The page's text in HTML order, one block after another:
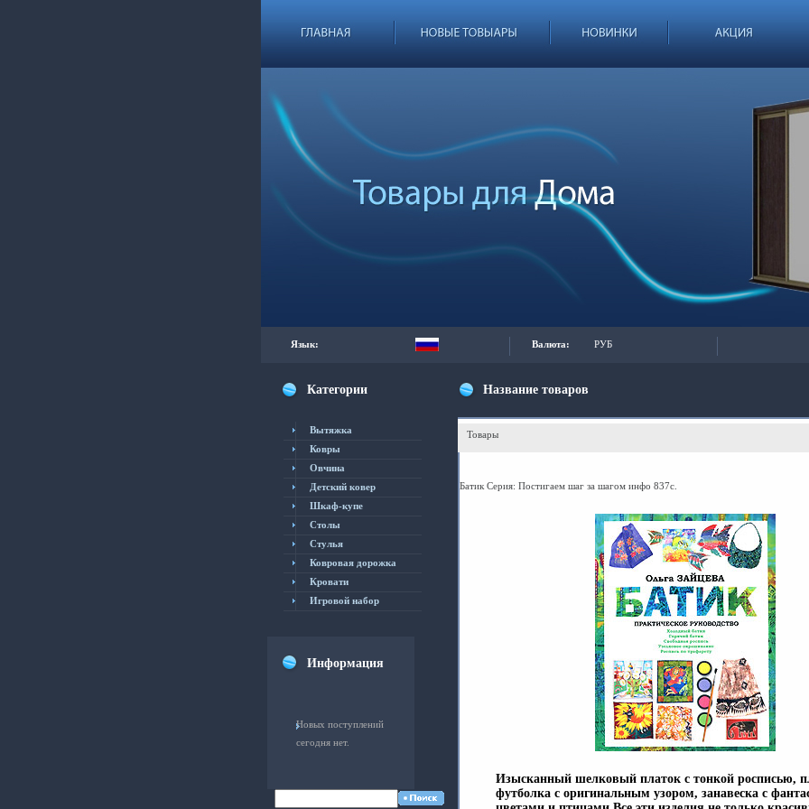
Язык: Валюта: РУБ
Категории
Вытяжка
Ковры
Овчина
Детский ковер
Шкаф-купе
Столы
Cтулья
Ковровая дорожка
Кровати
Игровой набор
Информация
Новых поступлений
сегодня нет.
Название товаров
Товары
Батик Серия: Постигаем шаг за шагом инфо 837c.
Изысканный шелковый платок с тонкой росписью,
футболка с оригинальным узором, занавеска с